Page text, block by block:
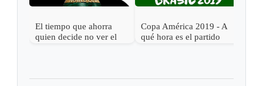
El tiempo que ahorra
quien decide no ver el
Copa América 2019 - A
qué hora es el partido